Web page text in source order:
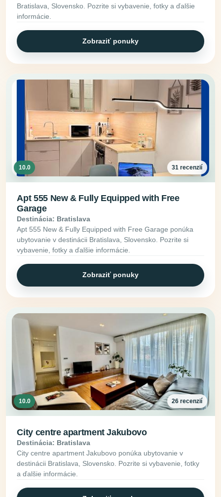
Bratislava, Slovensko. Pozrite si vybavenie, fotky a ďalšie
informácie.
Zobraziť ponuky
10.0 31 recenzií
Apt 555 New & Fully Equipped with Free
Garage
Destinácia: Bratislava
Apt 555 New & Fully Equipped with Free Garage ponúka
ubytovanie v destinácii Bratislava, Slovensko. Pozrite si
vybavenie, fotky a ďalšie informácie.
Zobraziť ponuky
10.0 26 recenzií
City centre apartment Jakubovo
Destinácia: Bratislava
City centre apartment Jakubovo ponúka ubytovanie v
destinácii Bratislava, Slovensko. Pozrite si vybavenie, fotky
a ďalšie informácie.